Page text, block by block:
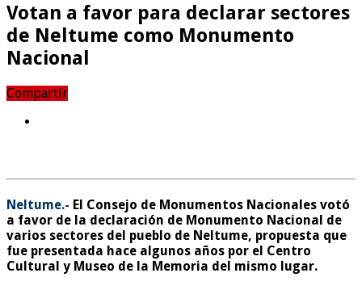
Votan a favor para declarar sectores
de Neltume como Monumento
Nacional
Compartir
Neltume.- El Consejo de Monumentos Nacionales votó
a favor de la declaración de Monumento Nacional de
varios sectores del pueblo de Neltume, propuesta que
fue presentada hace algunos años por el Centro
Cultural y Museo de la Memoria del mismo lugar.